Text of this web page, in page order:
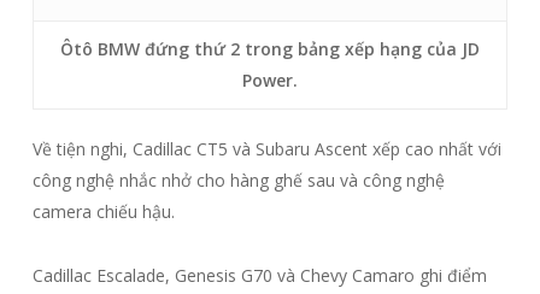
Ôtô BMW đứng thứ 2 trong bảng xếp hạng của JD
Power.
Về tiện nghi, Cadillac CT5 và Subaru Ascent xếp cao nhất với
công nghệ nhắc nhở cho hàng ghế sau và công nghệ
camera chiếu hậu.
Cadillac Escalade, Genesis G70 và Chevy Camaro ghi điểm